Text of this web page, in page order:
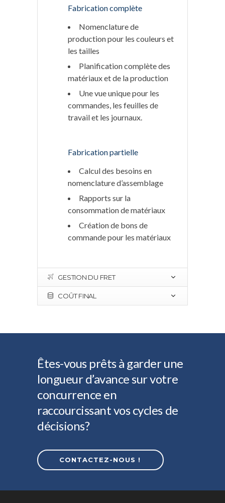
Fabrication complète
Nomenclature de
production pour les couleurs et
les tailles
Planification complète des
matériaux et de la production
Une vue unique pour les
commandes, les feuilles de
travail et les journaux.
Fabrication partielle
Calcul des besoins en
nomenclature d’assemblage
Rapports sur la
consommation de matériaux
Création de bons de
commande pour les matériaux
GESTION DU FRET
COÛT FINAL
Êtes-vous prêts à garder une
longueur d’avance sur votre
concurrence en
raccourcissant vos cycles de
décisions?
CONTACTEZ-NOUS !